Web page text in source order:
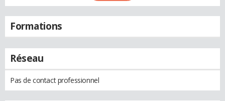
Formations
Réseau
Pas de contact professionnel